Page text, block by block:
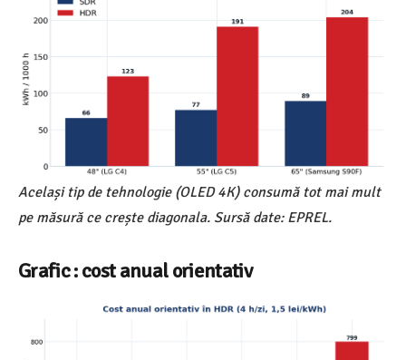
Același tip de tehnologie (OLED 4K) consumă tot mai mult
pe măsură ce crește diagonala. Sursă date: EPREL.
Grafic : cost anual orientativ